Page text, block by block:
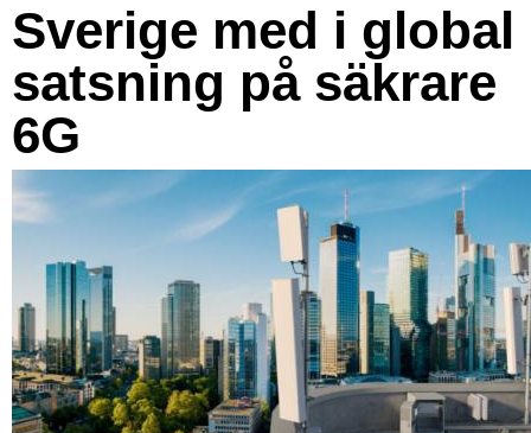
Sverige med i global
satsning på säkrare
6G